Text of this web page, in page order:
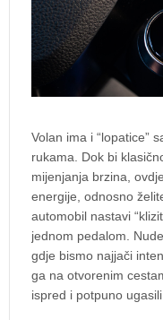
Volan ima i “lopatice”
rukama. Dok bi
mijenjanja brzina,
energije, odnosno
automobil nastavi
jednom pedalom.
gdje bismo najjači
ga na otvorenim
ispred i potpuno